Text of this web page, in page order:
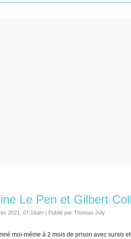
Le Pen et Gilbert
2021, 07:16am | Publié par Thomas Joly
moi-même à 2 mois de prison avec sursis